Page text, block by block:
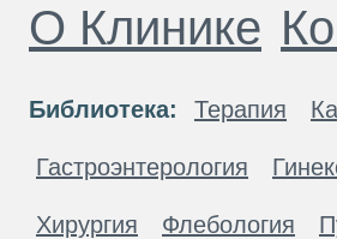
О Клинике
Библиотека: Терапия
Гастроэнтерология
Хирургия Флебология